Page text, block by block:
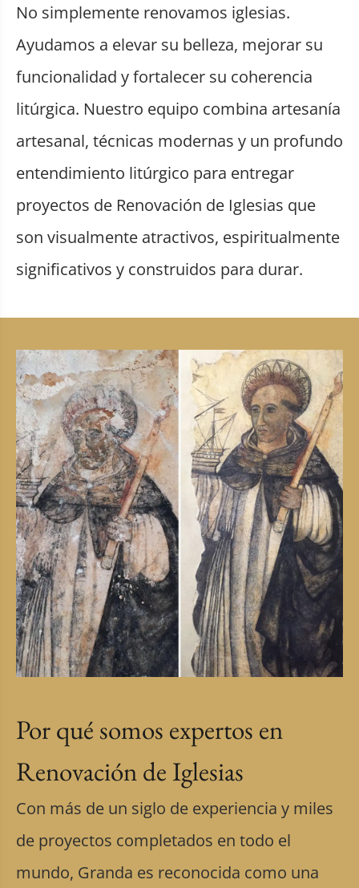
No simplemente renovamos iglesias.
Ayudamos a elevar su belleza, mejorar su
funcionalidad y fortalecer su coherencia
litúrgica. Nuestro equipo combina artesanía
artesanal, técnicas modernas y un profundo
entendimiento litúrgico para entregar
proyectos de Renovación de Iglesias que
son visualmente atractivos, espiritualmente
significativos y construidos para durar.
Por qué somos expertos en
Renovación de Iglesias
Con más de un siglo de experiencia y miles
de proyectos completados en todo el
mundo, Granda es reconocida como una